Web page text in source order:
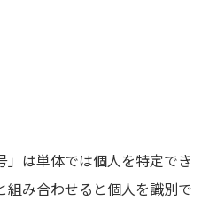
」は単体では個人を特定でき
組み合わせると個人を識別で